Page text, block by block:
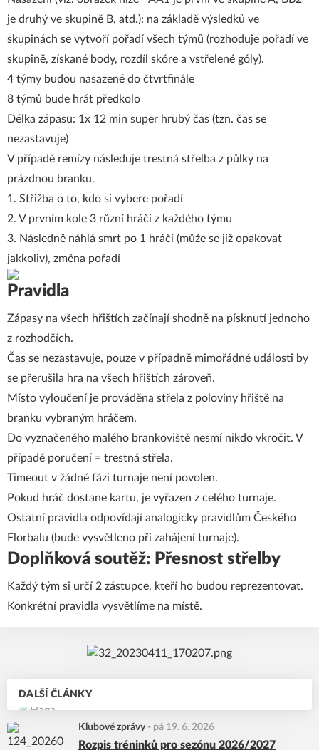
DALŠÍ ČLÁNKY
Klubové zprávy - pá 19. 6. 2026
Rozpis tréninků pro sezónu 2026/2027
je druhý ve skupině B, atd.): na základě výsledků ve
skupinách se vytvoří pořadí všech týmů (rozhoduje pořadí ve
skupině, získané body, rozdíl skóre a vstřelené góly).
4 týmy budou nasazené do čtvrtfinále
8 týmů bude hrát předkolo
Délka zápasu: 1x 12 min super hrubý čas (tzn. čas se
nezastavuje)
V případě remízy následuje trestná střelba z půlky na
prázdnou branku.
1. Střižba o to, kdo si vybere pořadí
2. V prvním kole 3 různí hráči z každého týmu
3. Následně náhlá smrt po 1 hráči (může se již opakovat
jakkoliv), změna pořadí
Pravidla
Zápasy na všech hřištích začínají shodně na písknutí jednoho
z rozhodčích.
Čas se nezastavuje, pouze v případně mimořádné události by
se přerušila hra na všech hřištích zároveň.
Místo vyloučení je prováděna střela z poloviny hřiště na
branku vybraným hráčem.
Do vyznačeného malého brankoviště nesmí nikdo vkročit. V
případě poručení = trestná střela.
Timeout v žádné fázi turnaje není povolen.
Pokud hráč dostane kartu, je vyřazen z celého turnaje.
Ostatní pravidla odpovídají analogicky pravidlům Českého
Florbalu (bude vysvětleno při zahájení turnaje).
Doplňková soutěž: Přesnost střelby
Každý tým si určí 2 zástupce, kteří ho budou reprezentovat.
Konkrétní pravidla vysvětlíme na místě.